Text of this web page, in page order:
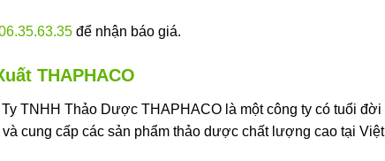
để nhận báo giá.
THAPHACO
TNHH Thảo Dược THAPHACO là một công ty có tuổi đời
cung cấp các sản phẩm thảo dược chất lượng cao tại Việt